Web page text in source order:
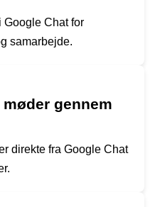
Google Chat for
samarbejde.
gennem
direkte fra Google Chat